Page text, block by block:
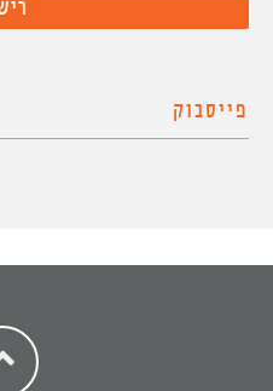
פייסבוק